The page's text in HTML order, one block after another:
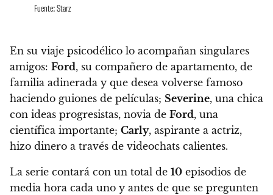
Fuente: Starz
En su viaje psicodélico lo acompañan singulares
amigos: Ford, su compañero de apartamento, de
familia adinerada y que desea volverse famoso
haciendo guiones de películas; Severine, una chica
con ideas progresistas, novia de Ford, una
científica importante; Carly, aspirante a actriz,
hizo dinero a través de videochats calientes.
La serie contará con un total de 10 episodios de
media hora cada uno y antes de que se pregunten